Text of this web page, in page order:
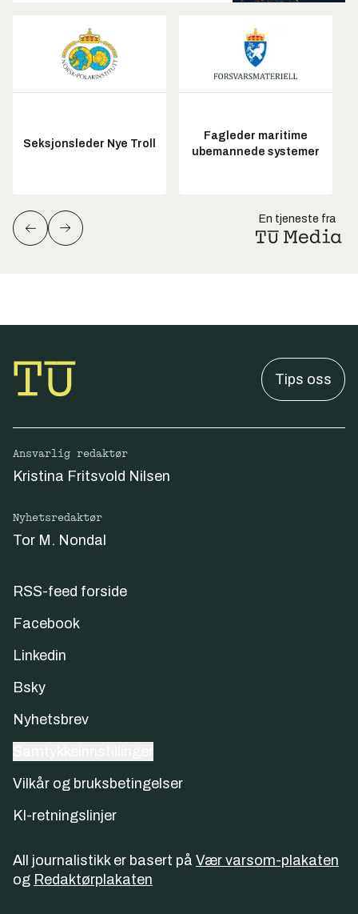
Seksjonsleder Nye Troll
Fagleder maritime
ubemannede systemer
En tjeneste fra
Tips oss
Ansvarlig redaktør
Kristina Fritsvold Nilsen
Nyhetsredaktør
Tor M. Nondal
RSS-feed forside
Facebook
Linkedin
Bsky
Nyhetsbrev
Vilkår og bruksbetingelser
KI-retningslinjer
All journalistikk er basert på Vær varsom-plakaten
og Redaktørplakaten